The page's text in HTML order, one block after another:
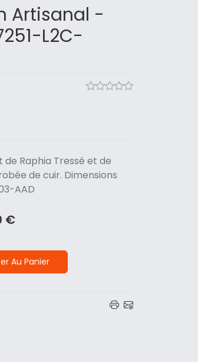
Artisanal -
L2C-
Raphia Tressé et de
de cuir. Dimensions
AAD
€
Au Panier